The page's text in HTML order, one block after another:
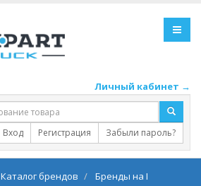
Личный кабинет →
Вход Регистрация Забыли пароль?
Каталог брендов
Бренды на I